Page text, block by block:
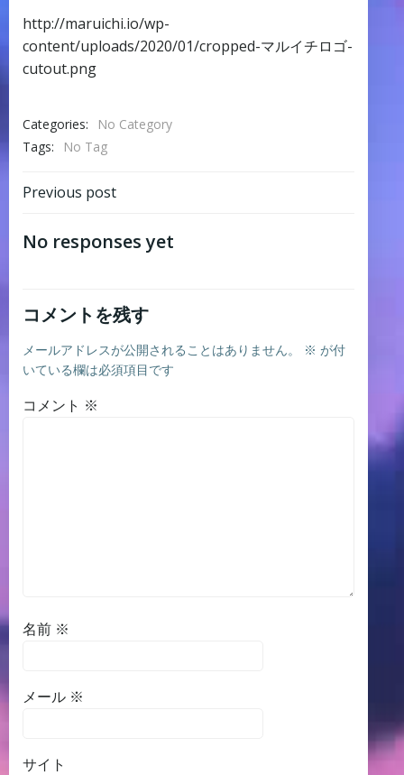
http://maruichi.io/wp-
content/uploads/2020/01/cropped-マルイチロゴ-
cutout.png
Categories:
No Category
Tags:
No Tag
Post
navigation
Previous post
No responses yet
コメントを残す
メールアドレスが公開されることはありません。 ※ が付
いている欄は必須項目です
コメント ※
名前 ※
メール ※
サイト